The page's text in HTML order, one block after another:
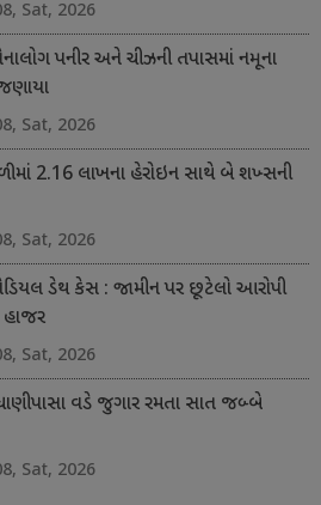
Sat, 2026
પનીર અને ચીઝની તપાસમાં નમૂના
Sat, 2026
2.16 લાખના હેરોઇન સાથે બે શખ્સની
Sat, 2026
ડેથ કેસ : જામીન પર છૂટેલો આરોપી
હાજર
Sat, 2026
વડે જુગાર રમતા સાત જબ્બે
Sat, 2026